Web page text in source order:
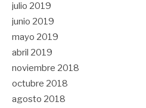
julio 2019
junio 2019
mayo 2019
abril 2019
noviembre 2018
octubre 2018
agosto 2018